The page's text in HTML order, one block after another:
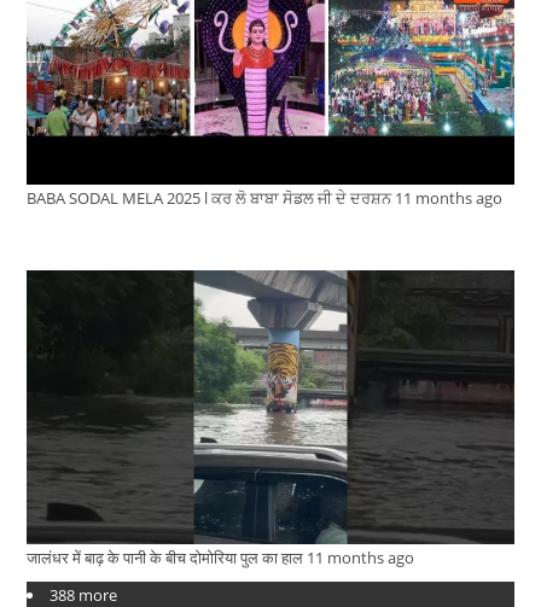
BABA SODAL MELA 2025 l ਕਰ ਲੋ ਬਾਬਾ ਸੋਡਲ ਜੀ ਦੇ ਦਰਸ਼ਨ11 months ago
जालंधर में बाढ़ के पानी के बीच दोमोरिया पुल का हाल 11 months ago
388 more